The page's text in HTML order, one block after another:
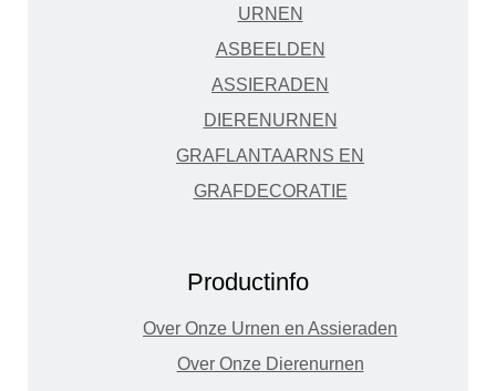
URNEN
ASBEELDEN
ASSIERADEN
DIERENURNEN
GRAFLANTAARNS EN
GRAFDECORATIE
Productinfo
Over Onze Urnen en Assieraden
Over Onze Dierenurnen